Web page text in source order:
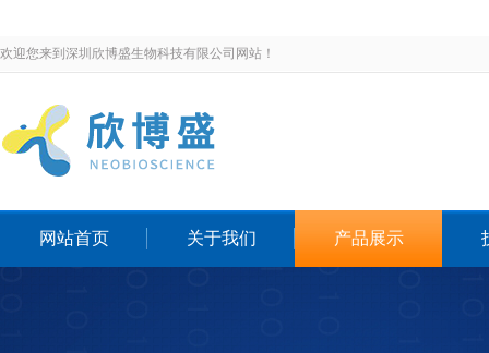
欢迎您来到深圳欣博盛生物科技有限公司网站！
网站首页 关于我们 产品展示